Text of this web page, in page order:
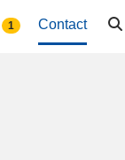
1 Contact